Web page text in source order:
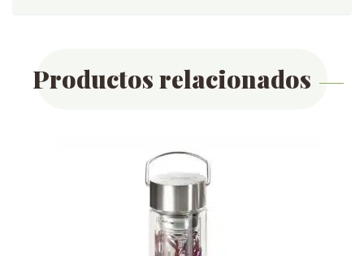
Productos relacionados